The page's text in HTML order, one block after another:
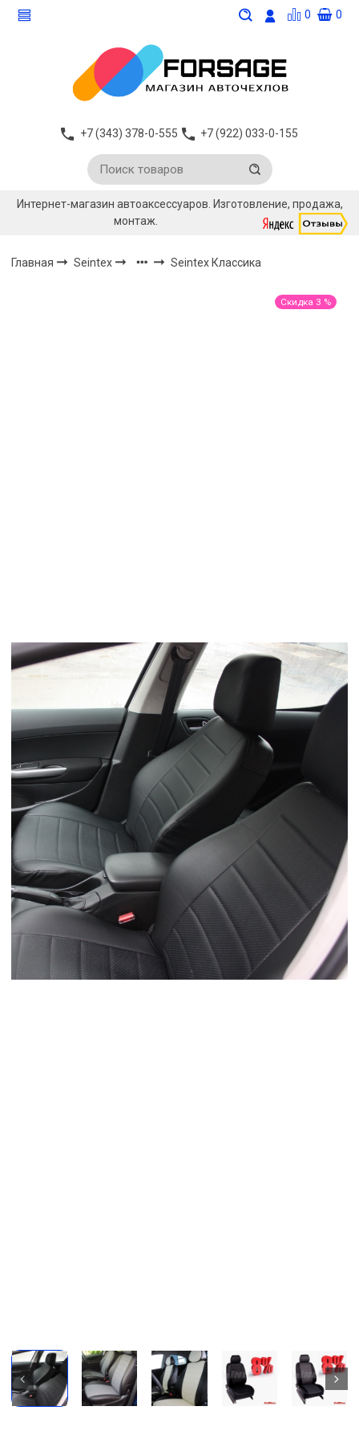
0 0
+7 (343) 378-0-555 +7 (922) 033-0-155
Интернет-магазин автоаксессуаров. Изготовление, продажа,
монтаж.
Главная Seintex Seintex Классика
Скидка 3 %